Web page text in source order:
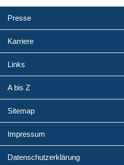
Presse
Karriere
Links
A bis Z
Sitemap
Impressum
Datenschutzerklärung